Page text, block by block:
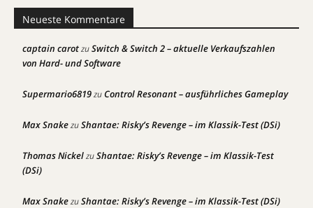
Neueste Kommentare
captain carotzuSwitch & Switch 2 – aktuelle Verkaufszahlen
von Hard- und Software
Supermario6819zuControl Resonant – ausführliches Gameplay
Max SnakezuShantae: Risky’s Revenge – im Klassik-Test (DSi)
Thomas NickelzuShantae: Risky’s Revenge – im Klassik-Test
(DSi)
Max SnakezuShantae: Risky’s Revenge – im Klassik-Test (DSi)